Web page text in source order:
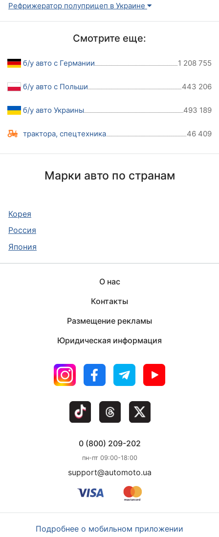
Рефрижератор полуприцеп в Украине
Смотрите еще:
б/у авто с Германии 1 208 755
б/у авто с Польши 443 206
б/у авто Украины 493 189
трактора, спецтехника 46 409
Марки авто по странам
Корея
Россия
Япония
О нас
Контакты
Размещение рекламы
Юридическая информация
0 (800) 209-202
пн-пт 09:00-18:00
support@automoto.ua
Подробнее о мобильном приложении